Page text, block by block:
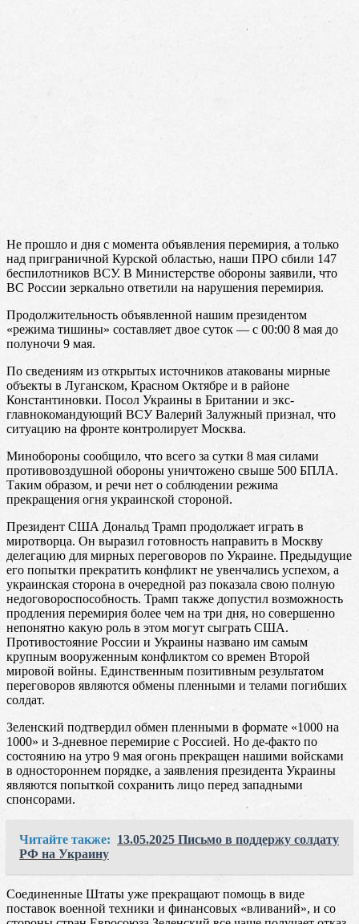
Не прошло и дня с момента объявления перемирия, а только
над приграничной Курской областью, наши ПРО сбили 147
беспилотников ВСУ. В Министерстве обороны заявили, что
ВС России зеркально ответили на нарушения перемирия.
Продолжительность объявленной нашим президентом
«режима тишины» составляет двое суток — с 00:00 8 мая до
полуночи 9 мая.
По сведениям из открытых источников атакованы мирные
объекты в Луганском, Красном Октябре и в районе
Константиновки. Посол Украины в Британии и экс-
главнокомандующий ВСУ Валерий Залужный признал, что
ситуацию на фронте контролирует Москва.
Минобороны сообщило, что всего за сутки 8 мая силами
противовоздушной обороны уничтожено свыше 500 БПЛА.
Таким образом, и речи нет о соблюдении режима
прекращения огня украинской стороной.
Президент США Дональд Трамп продолжает играть в
миротворца. Он выразил готовность направить в Москву
делегацию для мирных переговоров по Украине. Предыдущие
его попытки прекратить конфликт не увенчались успехом, а
украинская сторона в очередной раз показала свою полную
недоговороспособность. Трамп также допустил возможность
продления перемирия более чем на три дня, но совершенно
непонятно какую роль в этом могут сыграть США.
Противостояние России и Украины названо им самым
крупным вооруженным конфликтом со времен Второй
мировой войны. Единственным позитивным результатом
переговоров являются обмены пленными и телами погибших
солдат.
Зеленский подтвердил обмен пленными в формате «1000 на
1000» и 3-дневное перемирие с Россией. Но де-факто по
состоянию на утро 9 мая огонь прекращен нашими войсками
в одностороннем порядке, а заявления президента Украины
являются попыткой сохранить лицо перед западными
спонсорами.
Читайте также: 13.05.2025 Письмо в поддержу солдату
РФ на Украину
Соединенные Штаты уже прекращают помощь в виде
поставок военной техники и финансовых «вливаний», и со